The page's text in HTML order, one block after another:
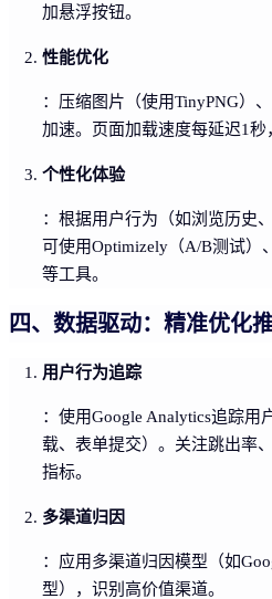
加悬浮按钮。
性能优化
：压缩图片（使用TinyPNG）
加速。页面加载速度每延迟1秒
个性化体验
：根据用户行为（如浏览历史
可使用Optimizely（A/B测试）
等工具。
四、数据驱动：精准优化
用户行为追踪
：使用Google Analytics追踪用
载、表单提交）。关注跳出率
指标。
多渠道归因
：应用多渠道归因模型（如
型），识别高价值渠道。